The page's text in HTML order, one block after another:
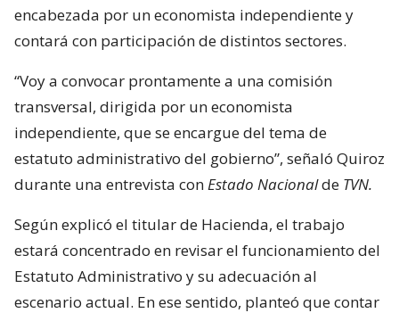
encabezada por un economista independiente y
contará con participación de distintos sectores.
“Voy a convocar prontamente a una comisión
transversal, dirigida por un economista
independiente, que se encargue del tema de
estatuto administrativo del gobierno”, señaló Quiroz
durante una entrevista con Estado Nacionalde TVN.
Según explicó el titular de Hacienda, el trabajo
estará concentrado en revisar el funcionamiento del
Estatuto Administrativo y su adecuación al
escenario actual. En ese sentido, planteó que contar